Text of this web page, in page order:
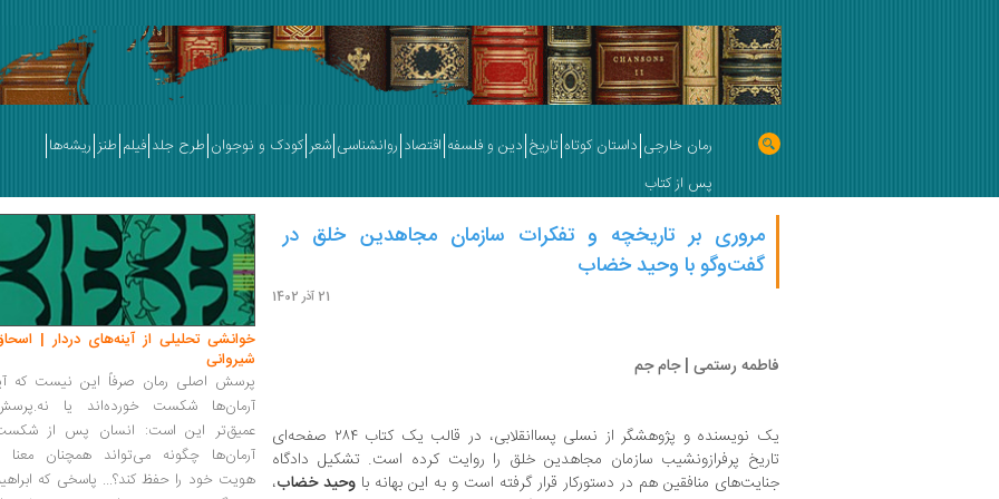
رمان خارجی داستان کوتاه تاریخ دین و فلسفه اقتصاد روانشناسی شعر کودک و نوجوان طرح جلد فیلم طنز ریشه‌ها
پس از کتاب
مروری بر تاریخچه و تفکرات سازمان مجاهدین خلق در
گفت‌وگو با وحید خضاب
21 آذر 1402
فاطمه رستمی | جام جم
یک نویسنده و پژوهشگر از نسلی پساانقلابی، در قالب یک کتاب ۲۸۴ صفحه‌ای
تاریخ پرفرازونشیب سازمان مجاهدین خلق را روایت کرده است. تشکیل دادگاه
جنایت‌های منافقین هم در دستورکار قرار گرفته است و به این بهانه با وحید خضاب،
خوانشی تحلیلی از آینه‌های دردار |
شیروانی
پرسش اصلی رمان صرفاً این نیست که
آرمان‌ها شکست خورده‌اند یا
عمیق‌تر این است: انسان پس از
آرمان‌ها چگونه می‌تواند همچنان معنا
هویت خود را حفظ کند؟... پاسخی که